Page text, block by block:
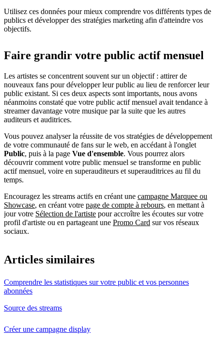
Utilisez ces données pour mieux comprendre vos différents types de
publics et développer des stratégies marketing afin d'atteindre vos
objectifs.
Faire grandir votre public actif mensuel
Les artistes se concentrent souvent sur un objectif : attirer de
nouveaux fans pour développer leur public au lieu de renforcer leur
public existant. Si ces deux aspects sont importants, nous avons
néanmoins constaté que votre public actif mensuel avait tendance à
streamer davantage votre musique par la suite que les autres
auditeurs et auditrices.
Vous pouvez analyser la réussite de vos stratégies de développement
de votre communauté de fans sur le web, en accédant à l'onglet
Public, puis à la page Vue d'ensemble. Vous pourrez alors
découvrir comment votre public mensuel se transforme en public
actif mensuel, voire en superauditeurs et superauditrices au fil du
temps.
Encouragez les streams actifs en créant une campagne Marquee ou
Showcase, en créant votre page de compte à rebours, en mettant à
jour votre Sélection de l'artiste pour accroître les écoutes sur votre
profil d'artiste ou en partageant une Promo Card sur vos réseaux
sociaux.
Articles similaires
Comprendre les statistiques sur votre public et vos personnes
abonnées
Source des streams
Créer une campagne display